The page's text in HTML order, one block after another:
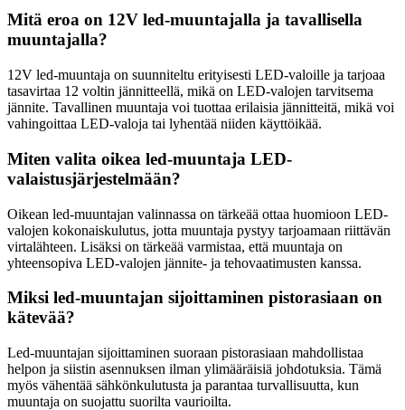
Mitä eroa on 12V led-muuntajalla ja tavallisella
muuntajalla?
12V led-muuntaja on suunniteltu erityisesti LED-valoille ja tarjoaa
tasavirtaa 12 voltin jännitteellä, mikä on LED-valojen tarvitsema
jännite. Tavallinen muuntaja voi tuottaa erilaisia jännitteitä, mikä voi
vahingoittaa LED-valoja tai lyhentää niiden käyttöikää.
Miten valita oikea led-muuntaja LED-
valaistusjärjestelmään?
Oikean led-muuntajan valinnassa on tärkeää ottaa huomioon LED-
valojen kokonaiskulutus, jotta muuntaja pystyy tarjoamaan riittävän
virtalähteen. Lisäksi on tärkeää varmistaa, että muuntaja on
yhteensopiva LED-valojen jännite- ja tehovaatimusten kanssa.
Miksi led-muuntajan sijoittaminen pistorasiaan on
kätevää?
Led-muuntajan sijoittaminen suoraan pistorasiaan mahdollistaa
helpon ja siistin asennuksen ilman ylimääräisiä johdotuksia. Tämä
myös vähentää sähkönkulutusta ja parantaa turvallisuutta, kun
muuntaja on suojattu suorilta vaurioilta.